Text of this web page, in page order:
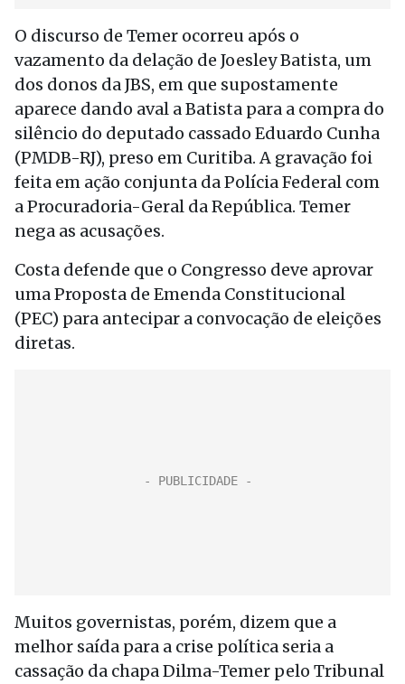
O discurso de Temer ocorreu após o
vazamento da delação de Joesley Batista, um
dos donos da JBS, em que supostamente
aparece dando aval a Batista para a compra do
silêncio do deputado cassado Eduardo Cunha
(PMDB-RJ), preso em Curitiba. A gravação foi
feita em ação conjunta da Polícia Federal com
a Procuradoria-Geral da República. Temer
nega as acusações.
Costa defende que o Congresso deve aprovar
uma Proposta de Emenda Constitucional
(PEC) para antecipar a convocação de eleições
diretas.
Muitos governistas, porém, dizem que a
melhor saída para a crise política seria a
cassação da chapa Dilma-Temer pelo Tribunal